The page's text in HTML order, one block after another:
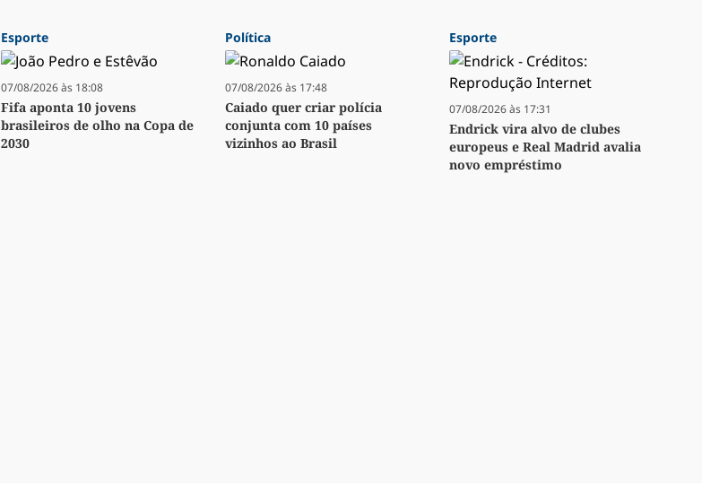
Esporte
07/08/2026 às 18:08
Fifa aponta 10 jovens
brasileiros de olho na Copa de
2030
Política
07/08/2026 às 17:48
Caiado quer criar polícia
conjunta com 10 países
vizinhos ao Brasil
Esporte
07/08/2026 às 17:31
Endrick vira alvo de clubes
europeus e Real Madrid avalia
novo empréstimo